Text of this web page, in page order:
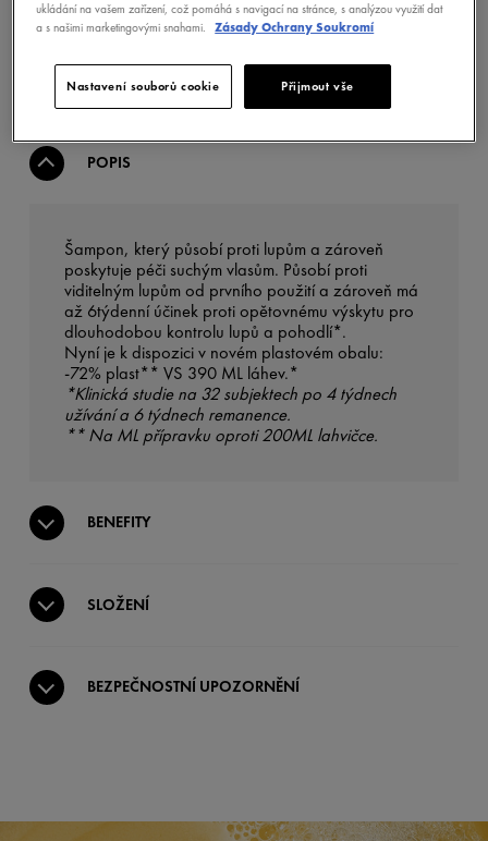
POPIS
Šampon, který působí proti lupům a zároveň
poskytuje péči suchým vlasům. Působí proti
viditelným lupům od prvního použití a zároveň má
až 6týdenní účinek proti opětovnému výskytu pro
dlouhodobou kontrolu lupů a pohodlí*.
Nyní je k dispozici v novém plastovém obalu:
-72% plast** VS 390 ML láhev.*
*Klinická studie na 32 subjektech po 4 týdnech
užívání a 6 týdnech remanence.
** Na ML přípravku oproti 200ML lahvičce.
BENEFITY
SLOŽENÍ
BEZPEČNOSTNÍ UPOZORNĚNÍ
ukládání na vašem zařízení, což pomáhá s navigací na stránce, s analýzou využití dat
a s našimi marketingovými snahami.
Zásady Ochrany Soukromí
Nastavení souborů cookie Přijmout vše